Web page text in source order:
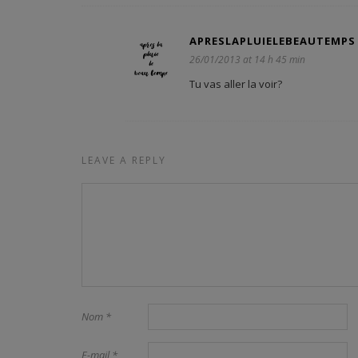
APRESLAPLUIELEBEAUTEMPS
26/01/2013 at 14 h 45 min
Tu vas aller la voir?
LEAVE A REPLY
Nom *